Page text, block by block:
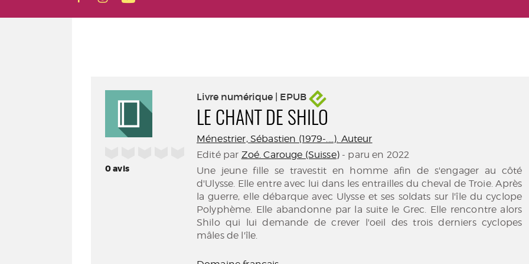
0avis
Livre numérique | EPUB
LE CHANT DE SHILO
Ménestrier, Sébastien (1979-....). Auteur
Edité par Zoé. Carouge (Suisse)- paru en 2022
Une jeune fille se travestit en homme afin de s'engager au côté
d'Ulysse. Elle entre avec lui dans les entrailles du cheval de Troie. Après
la guerre, elle débarque avec Ulysse et ses soldats sur l'île du cyclope
Polyphème. Elle abandonne par la suite le Grec. Elle rencontre alors
Shilo qui lui demande de crever l'oeil des trois derniers cyclopes
mâles de l'île.